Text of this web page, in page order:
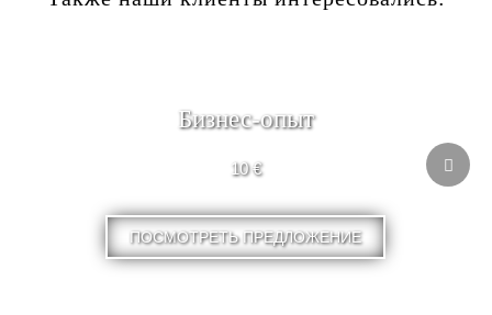
Бизнес-опыт
10 €
ПОСМОТРЕТЬ ПРЕДЛОЖЕНИЕ